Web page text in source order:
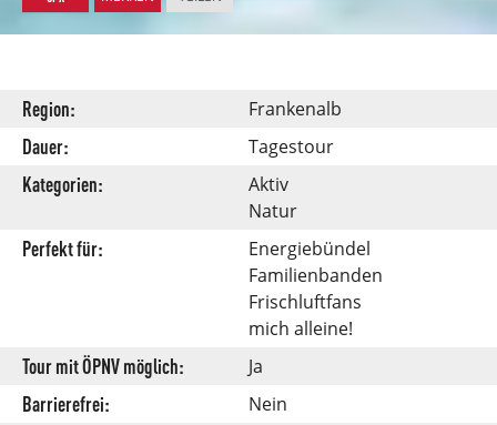
Region: Frankenalb
Dauer: Tagestour
Kategorien:
Aktiv
Natur
Perfekt für:
Energiebündel
Familienbanden
Frischluftfans
mich alleine!
Tour mit ÖPNV möglich: Ja
Barrierefrei: Nein